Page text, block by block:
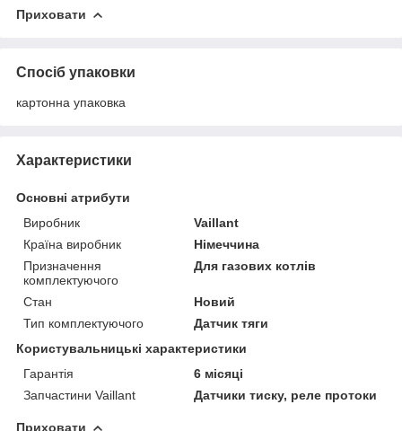
Приховати
Спосіб упаковки
картонна упаковка
Характеристики
Основні атрибути
Виробник
Vaillant
Країна виробник
Німеччина
Призначення
комплектуючого
Для газових котлів
Стан
Новий
Тип комплектуючого
Датчик тяги
Користувальницькі характеристики
Гарантія
6 місяці
Запчастини Vaillant
Датчики тиску, реле протоки
Приховати